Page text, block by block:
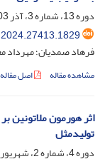
دوره 13، شماره 3، آذر 1403، صفحه
فرهاد صمدیان؛ مهرداد
مشاهده مقاله اصل مقاله
اثر هورمون
تولیدمثل
دوره 4، شماره 2، شهریور 1394، صفحه